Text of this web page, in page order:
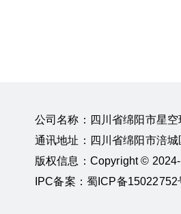
公司名称：四川省绵阳市星
通讯地址：四川省绵阳市涪
版权信息：Copyright ©
IPC备案：蜀ICP备15022752